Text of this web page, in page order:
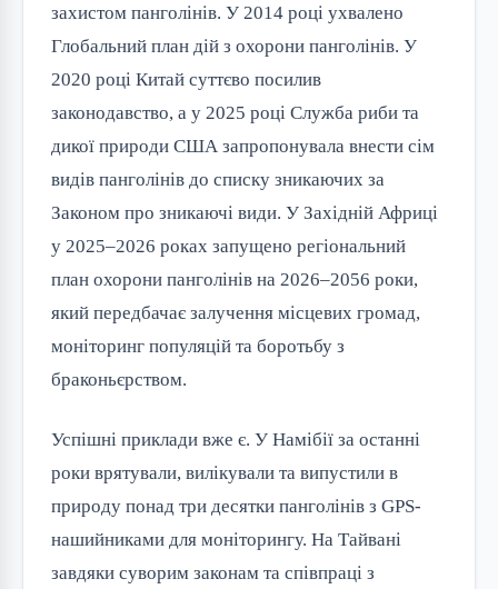
захистом панголінів. У 2014 році ухвалено
Глобальний план дій з охорони панголінів. У
2020 році Китай суттєво посилив
законодавство, а у 2025 році Служба риби та
дикої природи США запропонувала внести сім
видів панголінів до списку зникаючих за
Законом про зникаючі види. У Західній Африці
у 2025–2026 роках запущено регіональний
план охорони панголінів на 2026–2056 роки,
який передбачає залучення місцевих громад,
моніторинг популяцій та боротьбу з
браконьєрством.
Успішні приклади вже є. У Намібії за останні
роки врятували, вилікували та випустили в
природу понад три десятки панголінів з GPS-
нашийниками для моніторингу. На Тайвані
завдяки суворим законам та співпраці з